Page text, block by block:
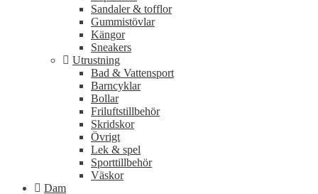
Sandaler & tofflor
Gummistövlar
Kängor
Sneakers
Utrustning
Bad & Vattensport
Barncyklar
Bollar
Friluftstillbehör
Skridskor
Övrigt
Lek & spel
Sporttillbehör
Väskor
Dam